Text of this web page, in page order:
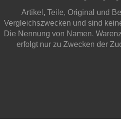
Artikel, Teile, Original und
Vergleichszwecken und sind
Die Nennung von Namen,
erfolgt nur zu Zwecken der